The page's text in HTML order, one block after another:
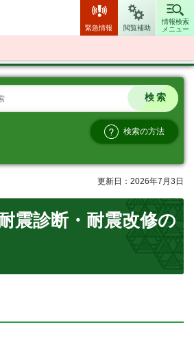
緊急情報 閲覧補助
情報検索
メニュー
検索の方法
更新日：2026年7月3日
震診断・耐震改修の